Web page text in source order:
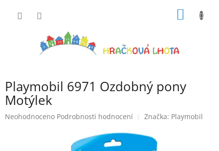
Playmobil 6971 Ozdobný pony
Motýlek
Průměrné
Neohodnoceno Podrobnosti hodnocení Značka: Playmobil